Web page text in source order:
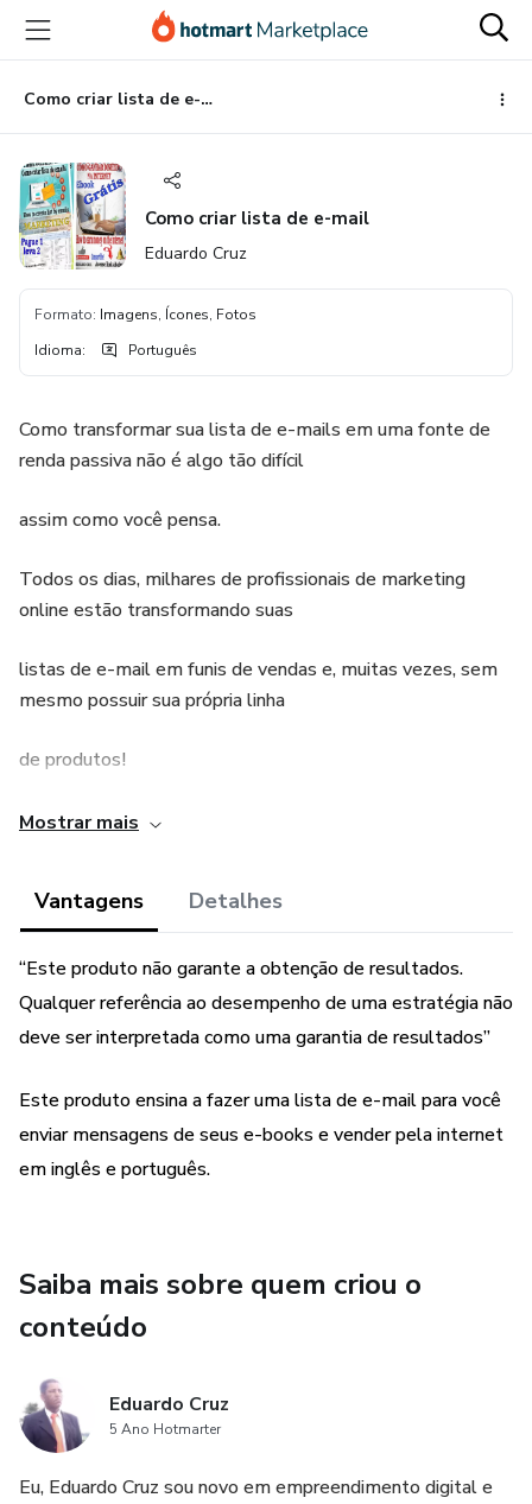
para
conteúdo
principal
para
pagamento
para
rodapé
Como criar lista de e-mail
Como criar lista de e-mail
Eduardo Cruz
Formato: Imagens, Ícones, Fotos
Idioma: Português
Como transformar sua lista de e-mails em uma fonte de
renda passiva não é algo tão difícil
assim como você pensa.
Todos os dias, milhares de profissionais de marketing
online estão transformando suas
listas de e-mail em funis de vendas e, muitas vezes, sem
mesmo possuir sua própria linha
de produtos!
Muitos manuais comentam que é importante criar sua lista
este relatório especial ajudará você a começar a ganhar
dinheiro com sua lista inicial de
inscritos, mesmo que você seja um iniciante.
Qualquer referência ao desempenho de uma estratégia não
Mostrar mais
Vantagens Detalhes
“Este produto não garante a obtenção de resultados.
Qualquer referência ao desempenho de uma estratégia não
deve ser interpretada como uma garantia de resultados”
Este produto ensina a fazer uma lista de e-mail para você
enviar mensagens de seus e-books e vender pela internet
em inglês e português.
Saiba mais sobre quem criou o
conteúdo
Eduardo Cruz
5 Ano Hotmarter
Eu, Eduardo Cruz sou novo em empreendimento digital e